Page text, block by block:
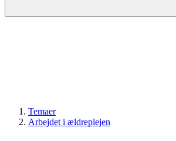
Temaer
Arbejdet i ældreplejen